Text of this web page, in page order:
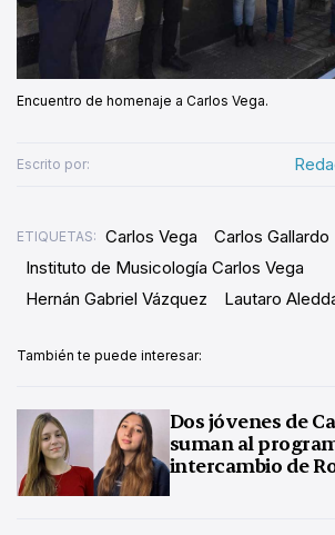
Encuentro de homenaje a Carlos Vega.
Escrito por:
ETIQUETAS: Carlos Vega Carlos Gallardo
Instituto de Musicología Carlos Vega
Hernán Gabriel Vázquez
Lautaro
También te puede interesar:
Dos jóvenes de
suman al
intercambio de